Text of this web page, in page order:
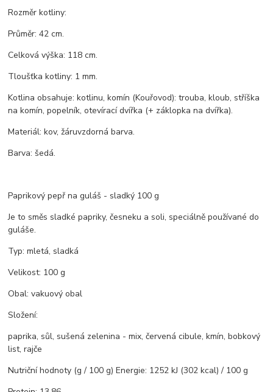
Rozměr kotliny:
Průměr: 42 cm.
Celková výška: 118 cm.
Tloušťka kotliny: 1 mm.
Kotlina obsahuje: kotlinu, komín (Kouřovod): trouba, kloub, stříška
na komín, popelník, otevírací dvířka (+ záklopka na dvířka).
Materiál: kov, žáruvzdorná barva.
Barva: šedá.
Paprikový pepř na guláš - sladký 100 g
Je to směs sladké papriky, česneku a soli, speciálně používané do
guláše.
Typ: mletá, sladká
Velikost: 100 g
Obal: vakuový obal
Složení:
paprika, sůl, sušená zelenina - mix, červená cibule, kmín, bobkový
list, rajče
Nutriční hodnoty (g / 100 g) Energie: 1252 kJ (302 kcal) / 100 g